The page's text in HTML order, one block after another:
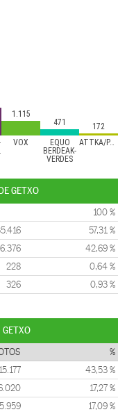
VOX
EQUO
BERDEAK-
VERDES
ATTKA/PACMA
1.115
471
172
GETXO
100 %
57,31 %
42,69 %
228 0,64 %
326 0,93 %
%
15.177 43,53 %
17,27 %
5.959 17,09 %